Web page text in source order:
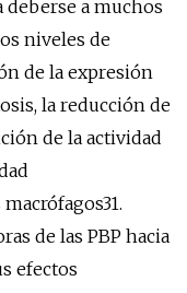
a muchos
niveles de
de la expresión
la reducción de
de la actividad
de las PBP hacia
efectos